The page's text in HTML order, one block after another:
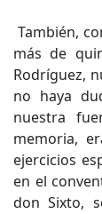
También,
más de
Rodríguez,
no haya
nuestra
memoria,
ejercicios
en el
don Sixto,